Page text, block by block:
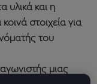
υλικά και η
στοιχεία για
του
μιας